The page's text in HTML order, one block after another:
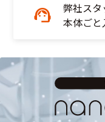
弊社ス
本体ごと